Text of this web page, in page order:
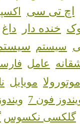
اچ تی سی
خنده دار داغ
سیستم
عامل
موتورولا مویایل
فون 7
گلکسی نکسوس